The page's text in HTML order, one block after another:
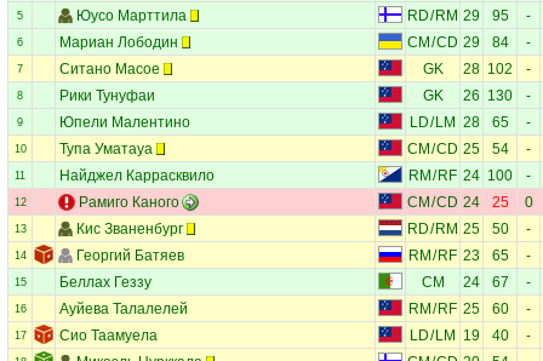
5 Юусо Марттила RD/ RM 29 95 -
6 Мариан Лободин CM /CD 29 84 -
7 Ситано Масое GK 28 102 -
8 Рики Тунуфаи GK 26 130 -
9 Юпели Малентино LD/ LM 28 65 -
10 Тупа Уматауа CM /CD 25 54 -
11 Найджел Каррасквило RM / RF 24 100 -
12 Рамиго Каного CM /CD 24 25 0
13 Кис Званенбург RD/ RM 25 50 -
14 Георгий Батяев RM / RF 23 65 -
15 Беллах Геззу CM 24 67 -
16 Ауйева Талалелей RM / RF 25 60 -
17 Сио Таамуела LD/ LM 19 40 -